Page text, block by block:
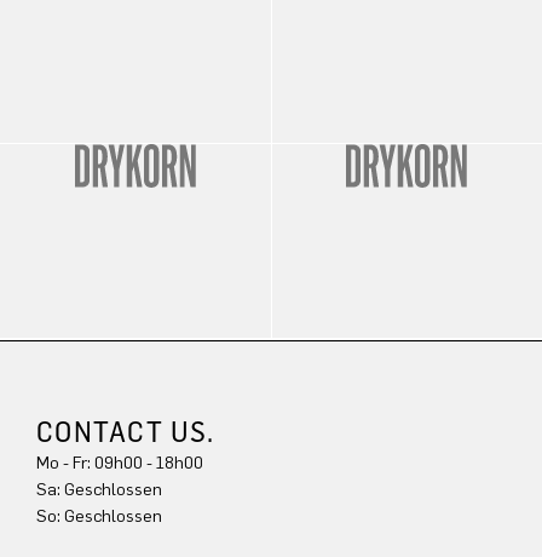
CONTACT US.
Mo - Fr: 09h00 - 18h00
Sa: Geschlossen
So: Geschlossen